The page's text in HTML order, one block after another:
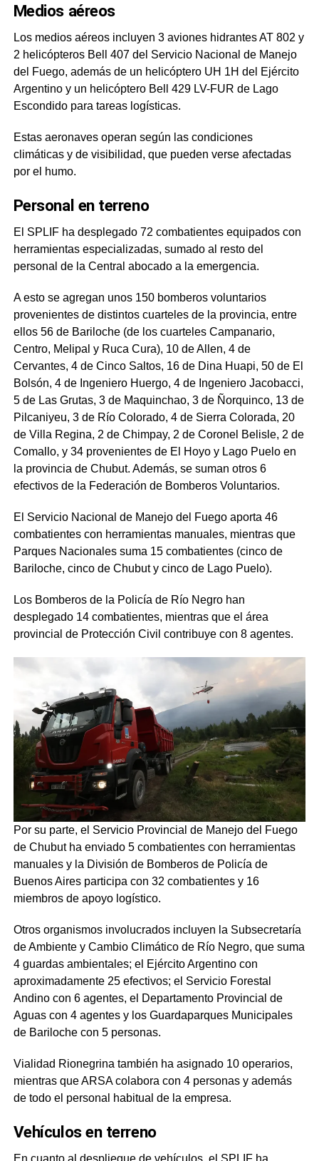
Medios aéreos
Los medios aéreos incluyen 3 aviones hidrantes AT 802 y
2 helicópteros Bell 407 del Servicio Nacional de Manejo
del Fuego, además de un helicóptero UH 1H del Ejército
Argentino y un helicóptero Bell 429 LV-FUR de Lago
Escondido para tareas logísticas.
Estas aeronaves operan según las condiciones
climáticas y de visibilidad, que pueden verse afectadas
por el humo.
Personal en terreno
El SPLIF ha desplegado 72 combatientes equipados con
herramientas especializadas, sumado al resto del
personal de la Central abocado a la emergencia.
A esto se agregan unos 150 bomberos voluntarios
provenientes de distintos cuarteles de la provincia, entre
ellos 56 de Bariloche (de los cuarteles Campanario,
Centro, Melipal y Ruca Cura), 10 de Allen, 4 de
Cervantes, 4 de Cinco Saltos, 16 de Dina Huapi, 50 de El
Bolsón, 4 de Ingeniero Huergo, 4 de Ingeniero Jacobacci,
5 de Las Grutas, 3 de Maquinchao, 3 de Ñorquinco, 13 de
Pilcaniyeu, 3 de Río Colorado, 4 de Sierra Colorada, 20
de Villa Regina, 2 de Chimpay, 2 de Coronel Belisle, 2 de
Comallo, y 34 provenientes de El Hoyo y Lago Puelo en
la provincia de Chubut. Además, se suman otros 6
efectivos de la Federación de Bomberos Voluntarios.
El Servicio Nacional de Manejo del Fuego aporta 46
combatientes con herramientas manuales, mientras que
Parques Nacionales suma 15 combatientes (cinco de
Bariloche, cinco de Chubut y cinco de Lago Puelo).
Los Bomberos de la Policía de Río Negro han
desplegado 14 combatientes, mientras que el área
provincial de Protección Civil contribuye con 8 agentes.
Por su parte, el Servicio Provincial de Manejo del Fuego
de Chubut ha enviado 5 combatientes con herramientas
manuales y la División de Bomberos de Policía de
Buenos Aires participa con 32 combatientes y 16
miembros de apoyo logístico.
Otros organismos involucrados incluyen la Subsecretaría
de Ambiente y Cambio Climático de Río Negro, que suma
4 guardas ambientales; el Ejército Argentino con
aproximadamente 25 efectivos; el Servicio Forestal
Andino con 6 agentes, el Departamento Provincial de
Aguas con 4 agentes y los Guardaparques Municipales
de Bariloche con 5 personas.
Vialidad Rionegrina también ha asignado 10 operarios,
mientras que ARSA colabora con 4 personas y además
de todo el personal habitual de la empresa.
Vehículos en terreno
En cuanto al despliegue de vehículos, el SPLIF ha